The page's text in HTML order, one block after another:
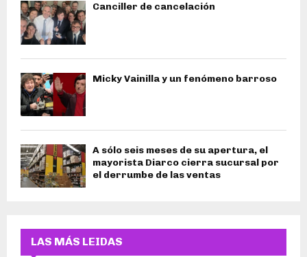
Canciller de cancelación
Micky Vainilla y un fenómeno barroso
A sólo seis meses de su apertura, el
mayorista Diarco cierra sucursal por
el derrumbe de las ventas
LAS MÁS LEIDAS